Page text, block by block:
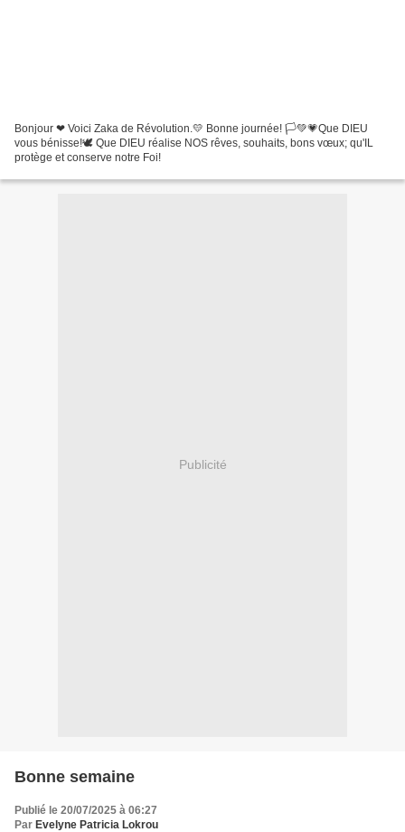
Bonjour ❤ Voici Zaka de Révolution.💛 Bonne journée! 🏳💚💗Que DIEU
vous bénisse!🕊 Que DIEU réalise NOS rêves, souhaits, bons vœux; qu'IL
protège et conserve notre Foi!
Publicité
Bonne semaine
Publié le 20/07/2025 à 06:27
Par Evelyne Patricia Lokrou